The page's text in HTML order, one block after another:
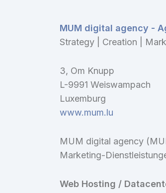
MUM digital agency -
Strategy | Creation |
3, Om Knupp
L-9991 Weiswampach
Luxemburg
www.mum.lu
MUM digital agency
Marketing-
Web Hosting /